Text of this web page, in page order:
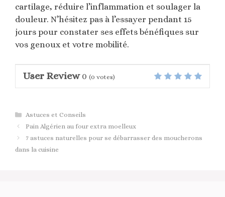
cartilage, réduire l’inflammation et soulager la
douleur. N’hésitez pas à l’essayer pendant 15
jours pour constater ses effets bénéfiques sur
vos genoux et votre mobilité.
User Review 0 (0 votes)
Catégories
Astuces et Conseils
Pain Algérien au four extra moelleux
7 astuces naturelles pour se débarrasser des moucherons
dans la cuisine